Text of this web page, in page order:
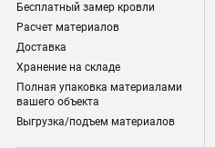
Бесплатный замер кровли
Расчет материалов
Доставка
Хранение на складе
Полная упаковка материалами
вашего объекта
Выгрузка/подъем материалов